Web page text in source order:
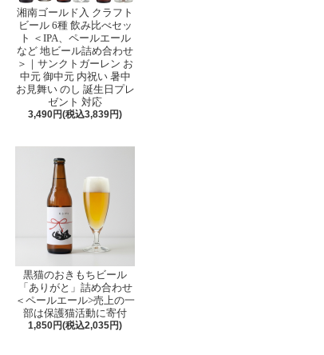
湘南ゴールド入 クラフト
ビール 6種 飲み比べセッ
ト ＜IPA、ペールエール
など 地ビール詰め合わせ
＞｜サンクトガーレン お
中元 御中元 内祝い 暑中
お見舞い のし 誕生日プレ
ゼント 対応
3,490円(税込3,839円)
黒猫のおきもちビール
「ありがと」詰め合わせ
＜ペールエール>売上の一
部は保護猫活動に寄付
1,850円(税込2,035円)